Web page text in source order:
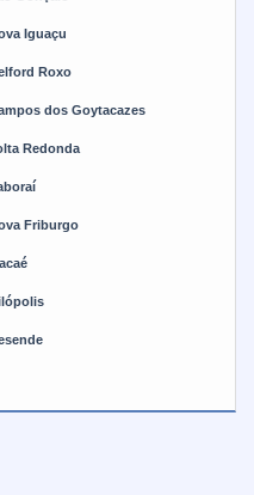
e resistentes para
segurança e precisão.
Iguaçu
Roxo
dos Goytacazes
Redonda
Friburgo